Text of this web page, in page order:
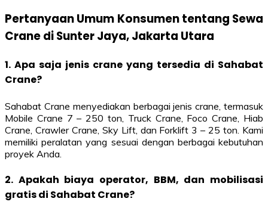
Pertanyaan Umum Konsumen tentang Sewa
Crane di Sunter Jaya, Jakarta Utara
1. Apa saja jenis crane yang tersedia di Sahabat
Crane?
Sahabat Crane menyediakan berbagai jenis crane, termasuk
Mobile Crane 7 – 250 ton, Truck Crane, Foco Crane, Hiab
Crane, Crawler Crane, Sky Lift, dan Forklift 3 – 25 ton. Kami
memiliki peralatan yang sesuai dengan berbagai kebutuhan
proyek Anda.
2. Apakah biaya operator, BBM, dan mobilisasi
gratis di Sahabat Crane?